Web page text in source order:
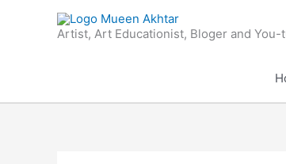
Artist, Art Educationist, Bloger and You-